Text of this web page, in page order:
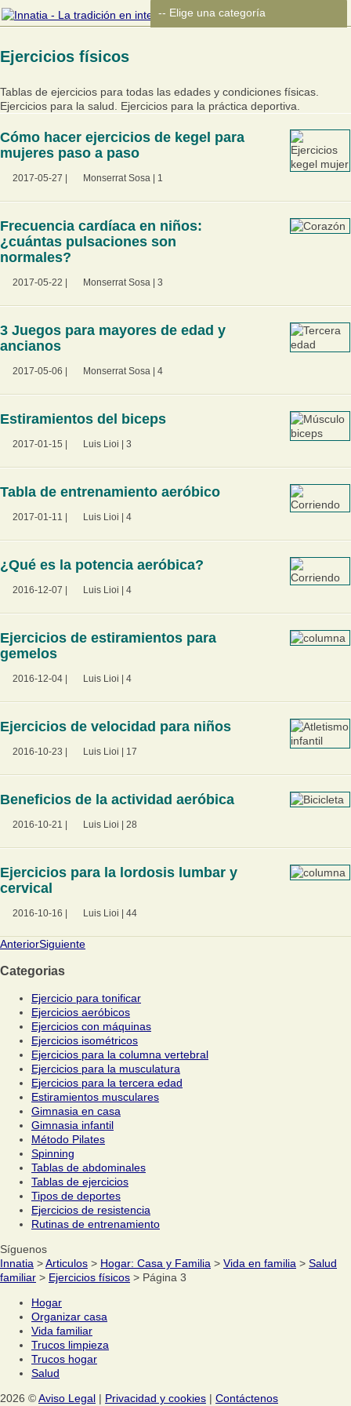
Ejercicios físicos
Tablas de ejercicios para todas las edades y condiciones físicas.
Ejercicios para la salud. Ejercicios para la práctica deportiva.
Cómo hacer ejercicios de kegel para
mujeres paso a paso
2017-05-27 Monserrat Sosa 1
Frecuencia cardíaca en niños:
¿cuántas pulsaciones son
normales?
2017-05-22 Monserrat Sosa 3
3 Juegos para mayores de edad y
ancianos
2017-05-06 Monserrat Sosa 4
Estiramientos del biceps
2017-01-15 Luis Lioi 3
Tabla de entrenamiento aeróbico
2017-01-11 Luis Lioi 4
¿Qué es la potencia aeróbica?
2016-12-07 Luis Lioi 4
Ejercicios de estiramientos para
gemelos
2016-12-04 Luis Lioi 4
Ejercicios de velocidad para niños
2016-10-23 Luis Lioi 17
Beneficios de la actividad aeróbica
2016-10-21 Luis Lioi 28
Ejercicios para la lordosis lumbar y
cervical
2016-10-16 Luis Lioi 44
AnteriorSiguiente
Categorias
Ejercicio para tonificar
Ejercicios aeróbicos
Ejercicios con máquinas
Ejercicios isométricos
Ejercicios para la columna vertebral
Ejercicios para la musculatura
Ejercicios para la tercera edad
Estiramientos musculares
Gimnasia en casa
Gimnasia infantil
Método Pilates
Spinning
Tablas de abdominales
Tablas de ejercicios
Tipos de deportes
Ejercicios de resistencia
Rutinas de entrenamiento
Síguenos
Innatia >Articulos > Hogar: Casa y Familia > Vida en familia > Salud
familiar > Ejercicios físicos > Página 3
Hogar
Organizar casa
Vida familiar
Trucos limpieza
Trucos hogar
Salud
2026 ©Aviso Legal | Privacidad y cookies | Contáctenos